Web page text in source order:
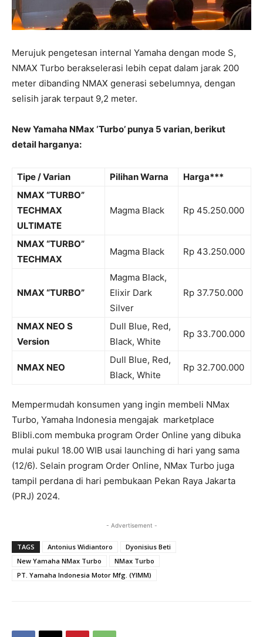
Merujuk pengetesan internal Yamaha dengan mode S,
NMAX Turbo berakselerasi lebih cepat dalam jarak 200
meter dibanding NMAX generasi sebelumnya, dengan
selisih jarak terpaut 9,2 meter.
New Yamaha NMax ‘Turbo’ punya 5 varian, berikut
detail harganya:
Tipe / Varian Pilihan Warna
Harga***
NMAX “TURBO”
TECHMAX
ULTIMATE
Magma Black Rp 45.250.000
NMAX “TURBO”
TECHMAX
Magma Black Rp 43.250.000
NMAX “TURBO”
Magma Black,
Elixir Dark
Silver
Rp 37.750.000
NMAX NEO S
Version
Dull Blue, Red,
Black, White
Rp 33.700.000
NMAX NEO
Dull Blue, Red,
Black, White
Rp 32.700.000
Mempermudah konsumen yang ingin membeli NMax
Turbo, Yamaha Indonesia mengajak marketplace
Blibli.com membuka program Order Online yang dibuka
mulai pukul 18.00 WIB usai launching di hari yang sama
(12/6). Selain program Order Online, NMax Turbo juga
tampil perdana di hari pembukaan Pekan Raya Jakarta
(PRJ) 2024.
- Advertisement -
TAGS Antonius Widiantoro
Dyonisius Beti
New Yamaha NMax Turbo
NMax Turbo
PT. Yamaha Indonesia Motor Mfg. (YIMM)